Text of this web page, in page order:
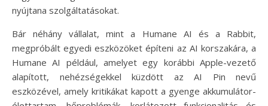
nyújtana szolgáltatásokat.
Bár néhány vállalat, mint a Humane AI és a Rabbit,
megpróbált egyedi eszközöket építeni az AI korszakára, a
Humane AI például, amelyet egy korábbi Apple-vezető
alapított, nehézségekkel küzdött az AI Pin nevű
eszközével, amely kritikákat kapott a gyenge akkumulátor-